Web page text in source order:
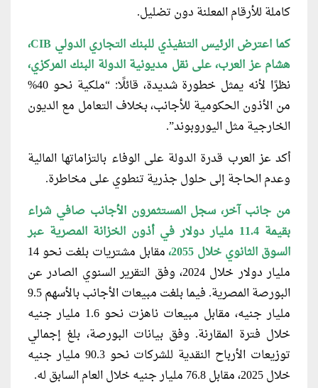
كاملة للأرقام المعلنة دون تضليل.
كما اعترض الرئيس التنفيذي للبنك التجاري الدولي CIB،
هشام عز العرب، على نقل مديونية الدولة البنك المركزي،
نظرًا لأنه يمثل خطورة شديدة، قائلًا: “ملكية نحو 40%
من الأذون الحكومية للأجانب، بخلاف التعامل مع الديون
الخارجية مثل اليوروبوند”.
أكد عز العرب قدرة الدولة على الوفاء بالتزاماتها المالية
وعدم الحاجة إلى حلول جذرية تنطوي على مخاطرة.
من جانب آخر، سجل المستثمرون الأجانب صافي شراء
بقيمة 11.4 مليار دولار في أذون الخزانة المصرية عبر
السوق الثانوي خلال 2055،
مقابل مشتريات بلغت نحو 14
مليار دولار خلال 2024، وفق التقرير السنوي الصادر عن
البورصة المصرية. فيما بلغت مبيعات الأجانب بالأسهم 9.5
مليار جنيه، مقابل مبيعات ناهزت نحو 1.6 مليار جنيه
خلال فترة المقارنة. وفق بيانات البورصة، بلغ إجمالي
توزيعات الأرباح النقدية للشركات نحو 90.3 مليار جنيه
خلال 2025، مقابل 76.8 مليار جنيه خلال العام السابق له.